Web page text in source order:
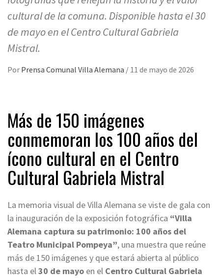
cultural de la comuna. Disponible hasta el 30
de mayo en el Centro Cultural Gabriela
Mistral.
Por Prensa Comunal Villa Alemana / 11 de mayo de 2026
Más de 150 imágenes
conmemoran los 100 años del
ícono cultural en el Centro
Cultural Gabriela Mistral
La memoria visual de Villa Alemana se viste de gala con
la inauguración de la exposición fotográfica “Villa
Alemana captura su patrimonio: 100 años del
Teatro Municipal Pompeya”, una muestra que reúne
más de 150 imágenes y que estará abierta al público
hasta el30 de mayo en el Centro Cultural Gabriela